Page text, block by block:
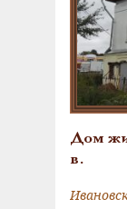
Дом
в.